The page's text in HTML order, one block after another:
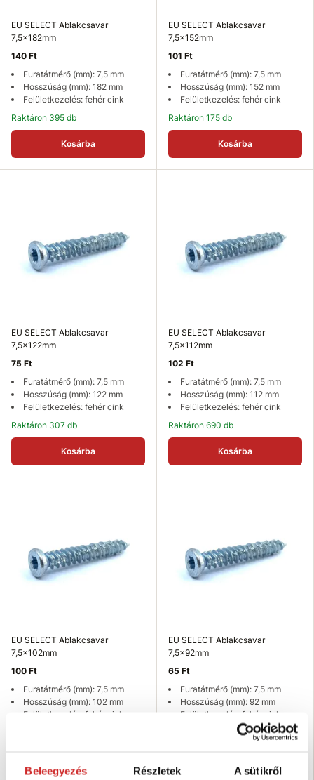
Beleegyezés Részletek A sütikről
EU SELECT Ablakcsavar
7,5x182mm
140 Ft
Furatátmérő (mm): 7,5 mm
Hosszúság (mm): 182 mm
Felületkezelés: fehér cink
Raktáron 395 db
Kosárba
EU SELECT Ablakcsavar
7,5x152mm
101 Ft
Furatátmérő (mm): 7,5 mm
Hosszúság (mm): 152 mm
Felületkezelés: fehér cink
Raktáron 175 db
Kosárba
EU SELECT Ablakcsavar
7,5x122mm
75 Ft
Furatátmérő (mm): 7,5 mm
Hosszúság (mm): 122 mm
Felületkezelés: fehér cink
Raktáron 307 db
Kosárba
EU SELECT Ablakcsavar
7,5x112mm
102 Ft
Furatátmérő (mm): 7,5 mm
Hosszúság (mm): 112 mm
Felületkezelés: fehér cink
Raktáron 690 db
Kosárba
EU SELECT Ablakcsavar
7,5x102mm
100 Ft
Furatátmérő (mm): 7,5 mm
Hosszúság (mm): 102 mm
Felületkezelés: fehér cink
EU SELECT Ablakcsavar
7,5x92mm
65 Ft
Furatátmérő (mm): 7,5 mm
Hosszúság (mm): 92 mm
Felületkezelés: fehér cink